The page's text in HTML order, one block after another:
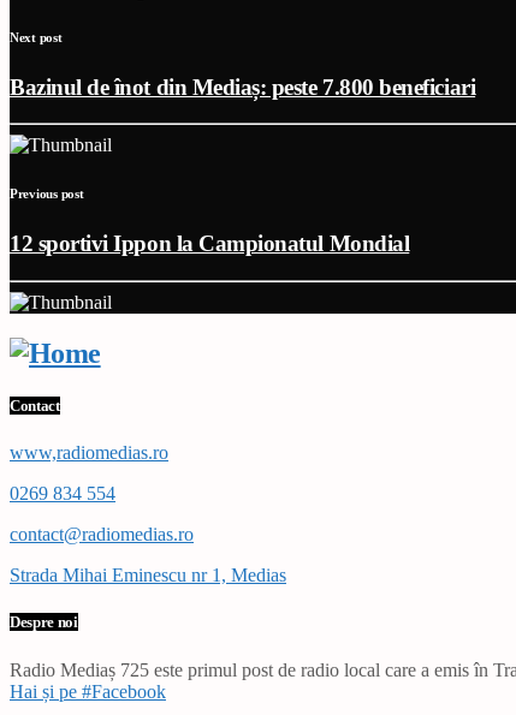
Next post
Bazinul de înot din Mediaș: peste 7.800 beneficiari
Previous post
12 sportivi Ippon la Campionatul Mondial
Contact
www,radiomedias.ro
0269 834 554
contact@radiomedias.ro
Strada Mihai Eminescu nr 1, Medias
Despre noi
Radio Mediaș 725 este primul post de radio local care a emis în
Hai și pe #Facebook